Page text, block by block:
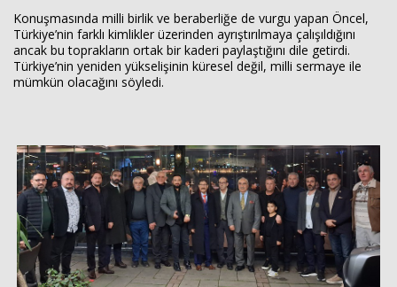
Konuşmasında milli birlik ve beraberliğe de vurgu yapan Öncel,
Türkiye’nin farklı kimlikler üzerinden ayrıştırılmaya çalışıldığını
ancak bu toprakların ortak bir kaderi paylaştığını dile getirdi.
Türkiye’nin yeniden yükselişinin küresel değil, milli sermaye ile
mümkün olacağını söyledi.